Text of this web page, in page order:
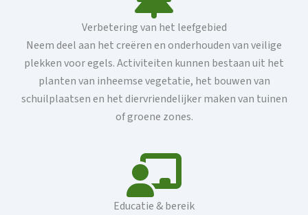
Verbetering van het leefgebied
Neem deel aan het creëren en onderhouden van veilige
plekken voor egels. Activiteiten kunnen bestaan ​​uit het
planten van inheemse vegetatie, het bouwen van
schuilplaatsen en het diervriendelijker maken van tuinen
of groene zones.
Educatie & bereik